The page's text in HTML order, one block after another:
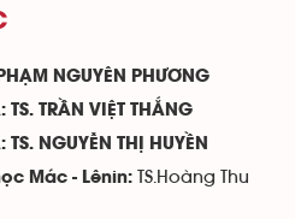
PHẠM NGUYÊN PHƯƠNG
TRẦN VIỆT THẮNG
NGUYỄN THỊ HUYỀN
Mác - Lênin:
TS.Hoàng Thu